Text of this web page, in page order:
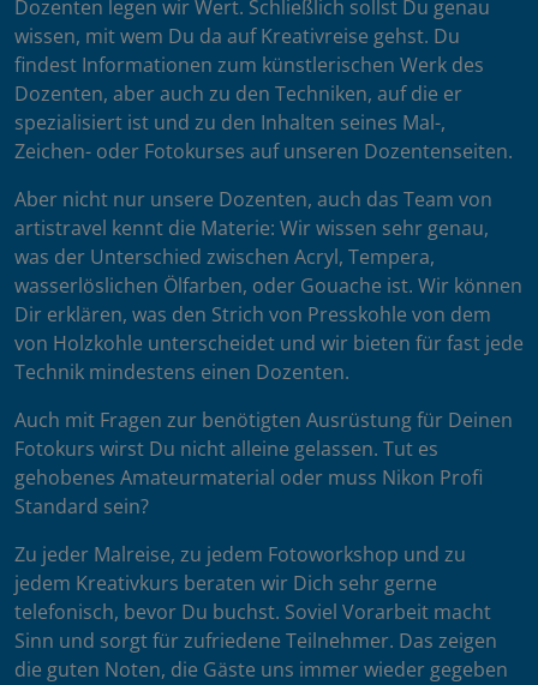
Dozenten legen wir Wert. Schließlich sollst Du genau
wissen, mit wem Du da auf Kreativreise gehst. Du
findest Informationen zum künstlerischen Werk des
Dozenten, aber auch zu den Techniken, auf die er
spezialisiert ist und zu den Inhalten seines Mal-,
Zeichen- oder Fotokurses auf unseren Dozentenseiten.
Aber nicht nur unsere Dozenten, auch das Team von
artistravel kennt die Materie: Wir wissen sehr genau,
was der Unterschied zwischen Acryl, Tempera,
wasserlöslichen Ölfarben, oder Gouache ist. Wir können
Dir erklären, was den Strich von Presskohle von dem
von Holzkohle unterscheidet und wir bieten für fast jede
Technik mindestens einen Dozenten.
Auch mit Fragen zur benötigten Ausrüstung für Deinen
Fotokurs wirst Du nicht alleine gelassen. Tut es
gehobenes Amateurmaterial oder muss Nikon Profi
Standard sein?
Zu jeder Malreise, zu jedem Fotoworkshop und zu
jedem Kreativkurs beraten wir Dich sehr gerne
telefonisch, bevor Du buchst. Soviel Vorarbeit macht
Sinn und sorgt für zufriedene Teilnehmer. Das zeigen
die guten Noten, die Gäste uns immer wieder gegeben